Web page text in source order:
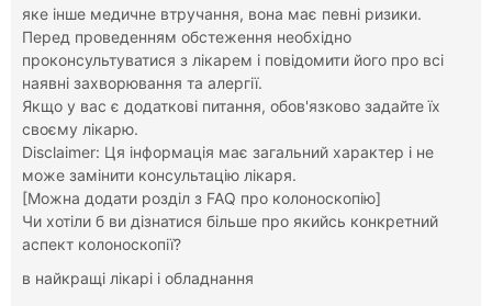
яке інше медичне втручання, вона має певні ризики.
Перед проведенням обстеження необхідно
проконсультуватися з лікарем і повідомити його про всі
наявні захворювання та алергії.
Якщо у вас є додаткові питання, обов'язково задайте їх
своєму лікарю.
Disclaimer: Ця інформація має загальний характер і не
може замінити консультацію лікаря.
[Можна додати розділ з FAQ про колоноскопію]
Чи хотіли б ви дізнатися більше про якийсь конкретний
аспект колоноскопії?
в найкращі лікарі і обладнання